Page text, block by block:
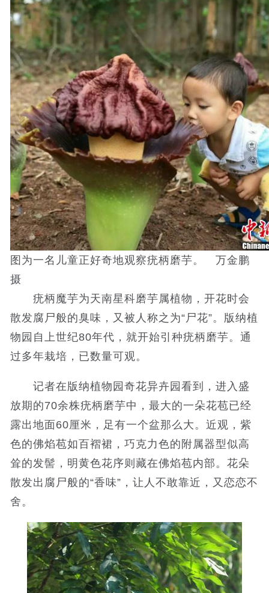
图为一名儿童正好奇地观察疣柄磨芋。 万金鹏
摄
疣柄魔芋为天南星科磨芋属植物，开花时会
散发腐尸般的臭味，又被人称之为“尸花”。版纳植
物园自上世纪80年代，就开始引种疣柄磨芋。通
过多年栽培，已数量可观。
记者在版纳植物园奇花异卉园看到，进入盛
放期的70余株疣柄磨芋中，最大的一朵花苞已经
露出地面60厘米，足有一个盆那么大。近观，紫
色的佛焰苞如百褶裙，巧克力色的附属器型似高
耸的发髻，明黄色花序则藏在佛焰苞内部。花朵
散发出腐尸般的“香味”，让人不敢靠近，又恋恋不
舍。